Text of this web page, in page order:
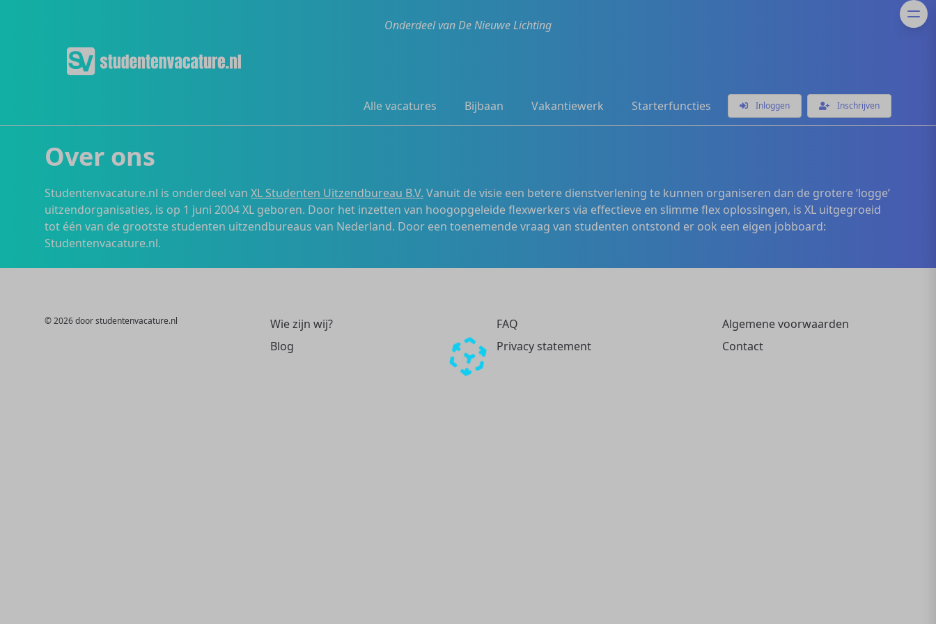
Onderdeel van De Nieuwe Lichting
Alle vacatures Bijbaan Vakantiewerk Starterfuncties Inloggen Inschrijven
Over ons
Studentenvacature.nl is onderdeel van XL Studenten Uitzendbureau B.V. Vanuit de visie een betere dienstverlening te kunnen organiseren dan de grotere ‘logge’
uitzendorganisaties, is op 1 juni 2004 XL geboren. Door het inzetten van hoogopgeleide flexwerkers via effectieve en slimme flex oplossingen, is XL uitgegroeid
tot één van de grootste studenten uitzendbureaus van Nederland. Door een toenemende vraag van studenten ontstond er ook een eigen jobboard:
Studentenvacature.nl.
© 2026 door studentenvacature.nl
Wie zijn wij?
Blog
FAQ
Privacy statement
Algemene voorwaarden
Contact